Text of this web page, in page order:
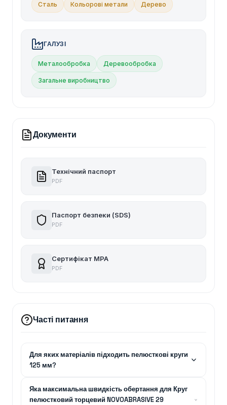
Сталь Кольорові метали Дерево
ГАЛУЗІ
Металообробка Деревообробка
Загальне виробництво
Документи
Технічний паспорт
PDF
Паспорт безпеки (SDS)
PDF
Сертифікат MPA
PDF
Часті питання
Для яких матеріалів підходить пелюсткові круги
125 мм?
Яка максимальна швидкість обертання для Круг
пелюстковий торцевий NOVOABRASIVE 29